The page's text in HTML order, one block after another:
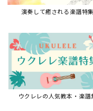
演奏して癒される楽譜特集
ウクレレの人気教本・楽譜